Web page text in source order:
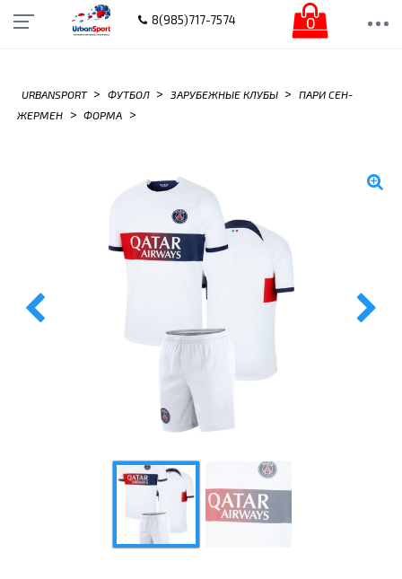
8(985)717-7574 0
URBANSPORT > ФУТБОЛ > ЗАРУБЕЖНЫЕ КЛУБЫ >
ПАРИ СЕН-
ЖЕРМЕН
> ФОРМА >